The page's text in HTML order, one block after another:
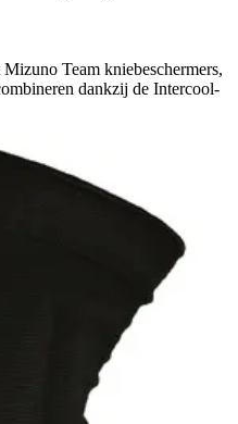
Team kniebeschermers,
dankzij de Intercool-